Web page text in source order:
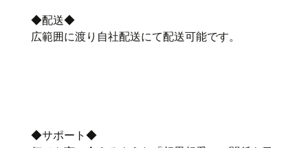
◆配送◆
広範囲に渡り自社配送にて配送可能です。
◆サポート◆